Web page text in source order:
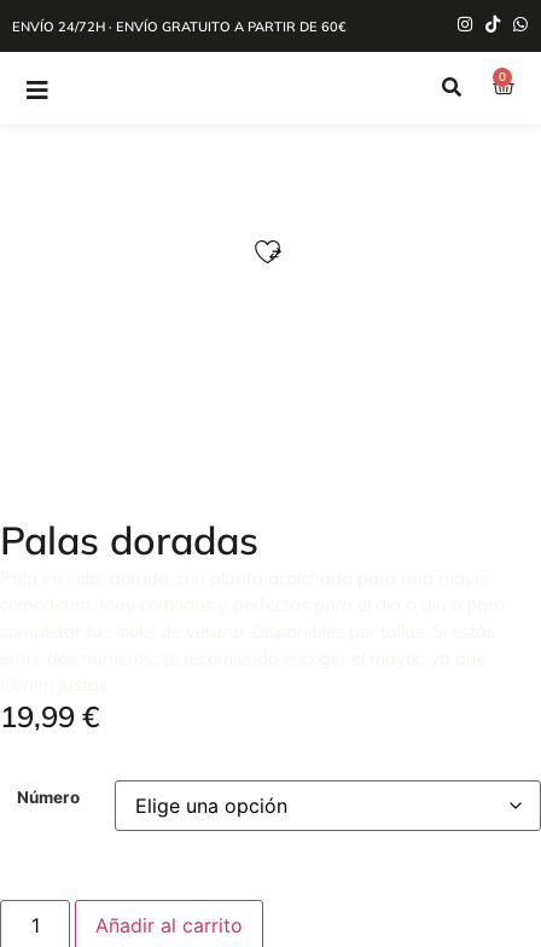
ENVÍO 24/72H · ENVÍO GRATUITO A PARTIR DE 60€
0
Palas doradas
19,99 €
Número
Añadir al carrito